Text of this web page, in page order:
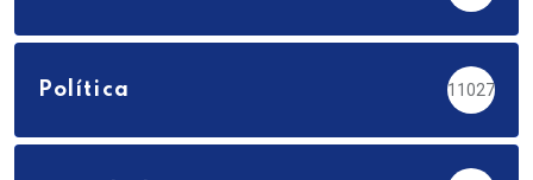
Política 11027